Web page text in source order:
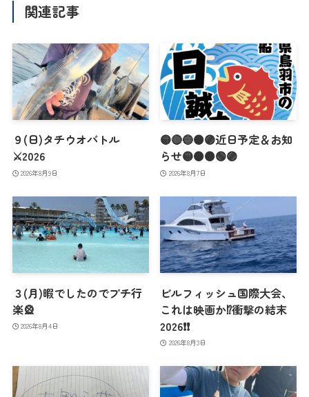
関連記事
９(日)タチウオバトル
⚔️2026
2026年8月9日
🟡🔴🔵🟠🟣近日予定＆お知
らせ🟡🟠🟤🟢🟣
2026年8月7日
３(月)暇でしたのでプチ行
楽🎡
2026年8月4日
ビルフィッシュ国際大会、
これは映画か⁉️衝撃の結末
2026❗️❗️
2026年8月3日